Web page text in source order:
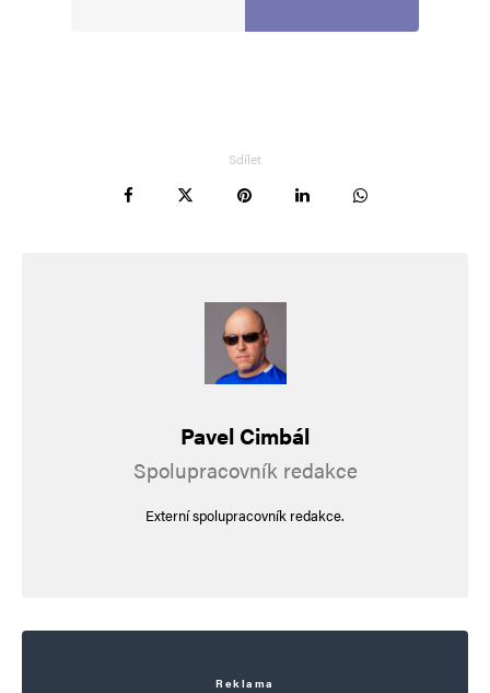
Sdílet
Pavel Cimbál
Spolupracovník redakce
Externí spolupracovník redakce.
Reklama